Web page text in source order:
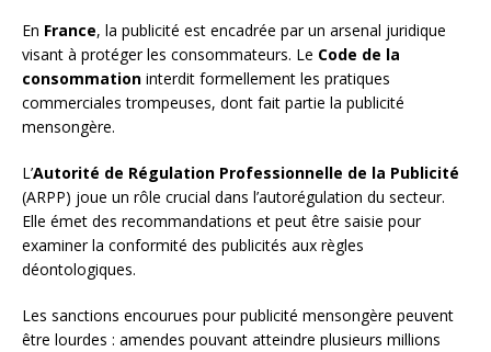
En France, la publicité est encadrée par un arsenal juridique
visant à protéger les consommateurs. Le Code de la
consommation interdit formellement les pratiques
commerciales trompeuses, dont fait partie la publicité
mensongère.
L’Autorité de Régulation Professionnelle de la Publicité
(ARPP) joue un rôle crucial dans l’autorégulation du secteur.
Elle émet des recommandations et peut être saisie pour
examiner la conformité des publicités aux règles
déontologiques.
Les sanctions encourues pour publicité mensongère peuvent
être lourdes : amendes pouvant atteindre plusieurs millions